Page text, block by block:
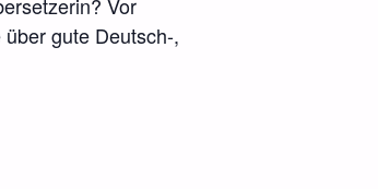
Vor
gute Deutsch-,